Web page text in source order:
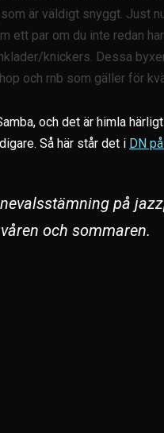
är väldigt snyggt. Just
ett par om du inte redan
knickers. Dessa
och rnb som gäller för
och det är himla
Så här står det i DN
på
och sommaren.